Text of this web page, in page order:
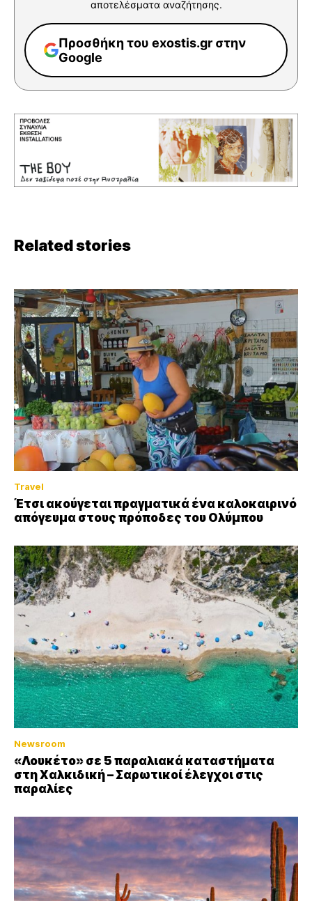
αποτελέσματα αναζήτησης.
Προσθήκη του exostis.gr στην
Google
Related stories
Travel
Έτσι ακούγεται πραγματικά ένα καλοκαιρινό
απόγευμα στους πρόποδες του Ολύμπου
Newsroom
«Λουκέτο» σε 5 παραλιακά καταστήματα
στη Χαλκιδική – Σαρωτικοί έλεγχοι στις
παραλίες